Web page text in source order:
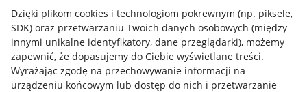
Dzięki plikom cookies i technologiom pokrewnym (np. piksele,
SDK) oraz przetwarzaniu Twoich danych osobowych (między
innymi unikalne identyfikatory, dane przeglądarki), możemy
zapewnić, że dopasujemy do Ciebie wyświetlane treści.
Wyrażając zgodę na przechowywanie informacji na
urządzeniu końcowym lub dostęp do nich i przetwarzanie